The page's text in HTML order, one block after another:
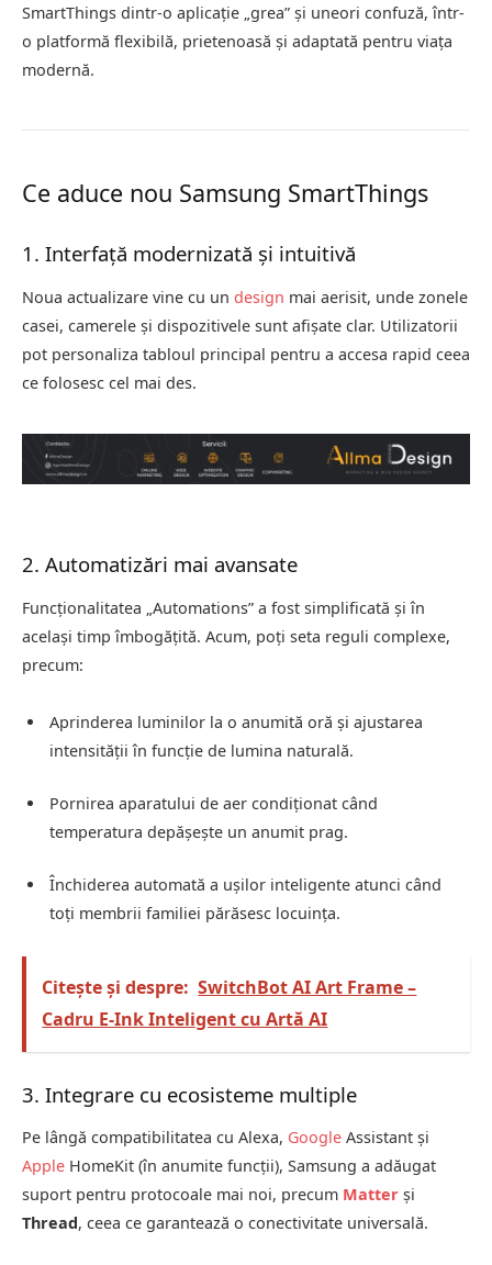
SmartThings dintr-o aplicație „grea” și uneori confuză, într-
o platformă flexibilă, prietenoasă și adaptată pentru viața
modernă.
Ce aduce nou Samsung SmartThings
1. Interfață modernizată și intuitivă
Noua actualizare vine cu un design mai aerisit, unde zonele
casei, camerele și dispozitivele sunt afișate clar. Utilizatorii
pot personaliza tabloul principal pentru a accesa rapid ceea
ce folosesc cel mai des.
2. Automatizări mai avansate
Funcționalitatea „Automations” a fost simplificată și în
același timp îmbogățită. Acum, poți seta reguli complexe,
precum:
Aprinderea luminilor la o anumită oră și ajustarea
intensității în funcție de lumina naturală.
Pornirea aparatului de aer condiționat când
temperatura depășește un anumit prag.
Închiderea automată a ușilor inteligente atunci când
toți membrii familiei părăsesc locuința.
Citește și despre: SwitchBot AI Art Frame –
Cadru E-Ink Inteligent cu Artă AI
3. Integrare cu ecosisteme multiple
Pe lângă compatibilitatea cu Alexa, Google Assistant și
Apple HomeKit (în anumite funcții), Samsung a adăugat
suport pentru protocoale mai noi, precum Matter și
Thread, ceea ce garantează o conectivitate universală.